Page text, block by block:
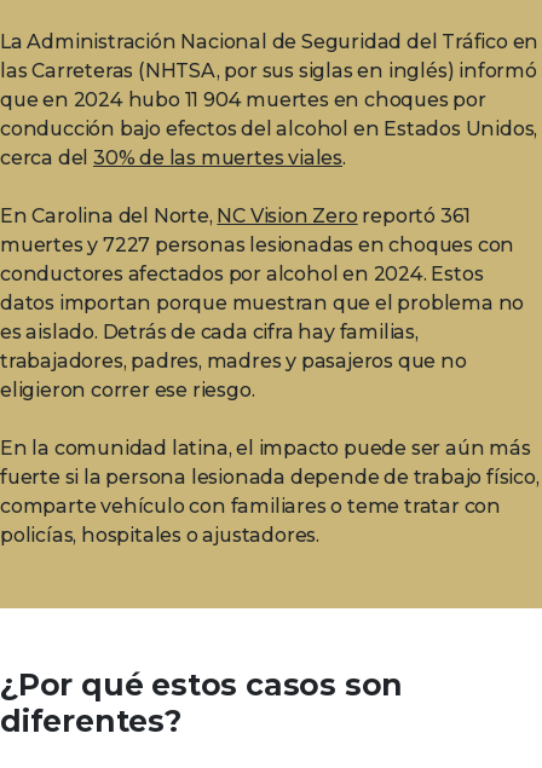
La Administración Nacional de Seguridad del Tráfico en
las Carreteras (NHTSA, por sus siglas en inglés) informó
que en 2024 hubo 11 904 muertes en choques por
conducción bajo efectos del alcohol en Estados Unidos,
cerca del 30% de las muertes viales.
En Carolina del Norte, NC Vision Zero reportó 361
muertes y 7227 personas lesionadas en choques con
conductores afectados por alcohol en 2024. Estos
datos importan porque muestran que el problema no
es aislado. Detrás de cada cifra hay familias,
trabajadores, padres, madres y pasajeros que no
eligieron correr ese riesgo.
En la comunidad latina, el impacto puede ser aún más
fuerte si la persona lesionada depende de trabajo físico,
comparte vehículo con familiares o teme tratar con
policías, hospitales o ajustadores.
¿Por qué estos casos son
diferentes?